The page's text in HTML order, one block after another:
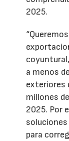
2025.
a menos
exteriores
millones
2025. Por
para